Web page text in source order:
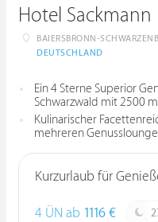
Hotel Sackmann
BAIERSBRONN-
DEUTSCHLAND
Ein 4 Sterne Superior
Schwarzwald mit 2500
Kulinarischer
mehreren
Kurzurlaub für
4 ÜN ab 1116 €